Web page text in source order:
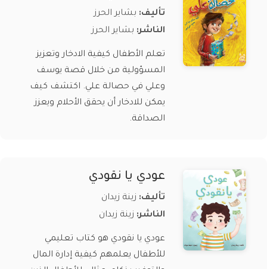
تأليف: بشاير الحرز
الناشر: بشاير الحرز
تعلم الأطفال كيفية الادخار وتعزيز
المسؤولية من خلال قصة يوسف
وعلي في حصالة علي. اكتشف كيف
يمكن للادخار أن يحقق الأحلام ويعزز
الصداقة.
عودي يا نقودي
تأليف: زينة زيدان
الناشر: زينة زيدان
عودي يا نقودي هو كتاب تعليمي
للأطفال يعلمهم كيفية إدارة المال